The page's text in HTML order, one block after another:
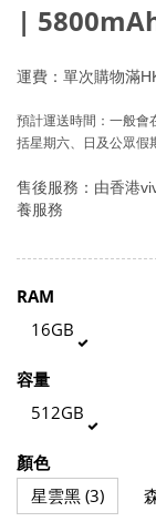
|
運費：單次購物滿
預計運送時間： 一般會
括星期六、日及公眾假
售後服務：由香港
養服務
RAM
16GB
容量
512GB
顏色
星雲黑 (3)